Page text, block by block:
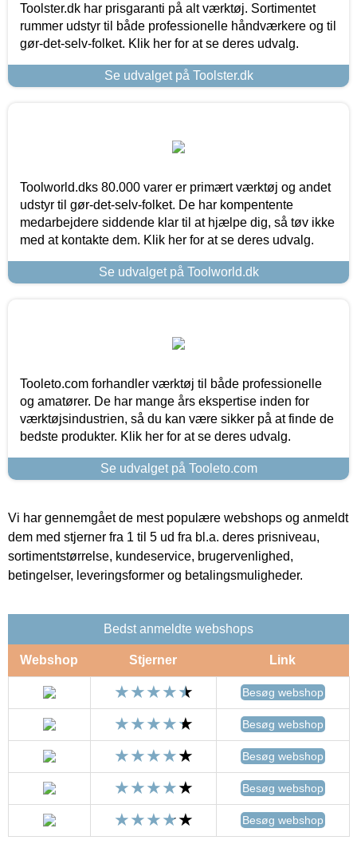
Toolster.dk har prisgaranti på alt værktøj. Sortimentet
rummer udstyr til både professionelle håndværkere og til
gør-det-selv-folket. Klik her for at se deres udvalg.
Se udvalget på Toolster.dk
Toolworld.dks 80.000 varer er primært værktøj og andet
udstyr til gør-det-selv-folket. De har kompentente
medarbejdere siddende klar til at hjælpe dig, så tøv ikke
med at kontakte dem. Klik her for at se deres udvalg.
Se udvalget på Toolworld.dk
Tooleto.com forhandler værktøj til både professionelle
og amatører. De har mange års ekspertise inden for
værktøjsindustrien, så du kan være sikker på at finde de
bedste produkter. Klik her for at se deres udvalg.
Se udvalget på Tooleto.com
Vi har gennemgået de mest populære webshops og anmeldt
dem med stjerner fra 1 til 5 ud fra bl.a. deres prisniveau,
sortimentstørrelse, kundeservice, brugervenlighed,
betingelser, leveringsformer og betalingsmuligheder.
Bedst anmeldte webshops
Webshop Stjerner Link
Besøg webshop
Besøg webshop
Besøg webshop
Besøg webshop
Besøg webshop